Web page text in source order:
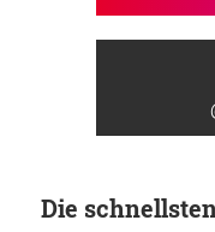
Die